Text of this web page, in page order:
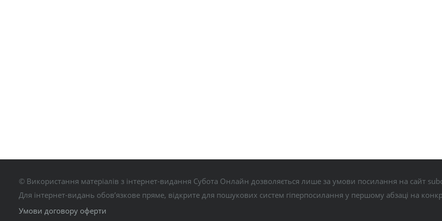
© Використання матеріалів з інтернет-видання Субота Онлайн дозволяється лише за умови посилання на сайт
Для інтернет-видань обов’язкове пряме, відкрите для пошукових систем гіперпосилання у першому абзаці на
Умови договору оферти